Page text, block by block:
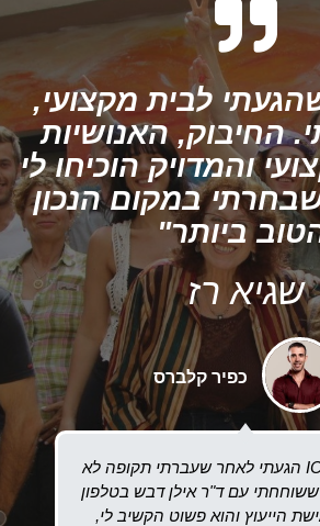
לבית מקצועי,
החיבוק, האנושיות
והמדויק הוכיחו לי
במקום הנכון
ביותר"
שגיא רז
למכללת ICCM הגעתי לאחר שעברתי תקופה לא
עם ד"ר אילן דבש בטלפון
הייעוץ והוא פשוט הקשיב לי,
כפיר קלברס